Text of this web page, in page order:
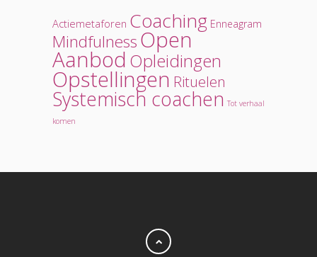
Actiemetaforen Coaching Enneagram
MindfulnessOpen
Aanbod Opleidingen
Opstellingen Rituelen
Systemisch coachen Tot verhaal
komen